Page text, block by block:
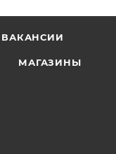
МАГАЗИНЫ